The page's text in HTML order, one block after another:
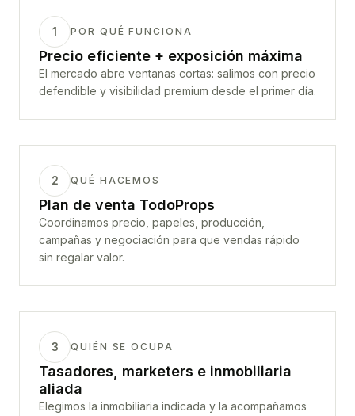
1 POR QUÉ FUNCIONA
Precio eficiente + exposición máxima
El mercado abre ventanas cortas: salimos con precio
defendible y visibilidad premium desde el primer día.
2 QUÉ HACEMOS
Plan de venta TodoProps
Coordinamos precio, papeles, producción,
campañas y negociación para que vendas rápido
sin regalar valor.
3 QUIÉN SE OCUPA
Tasadores, marketers e inmobiliaria
aliada
Elegimos la inmobiliaria indicada y la acompañamos